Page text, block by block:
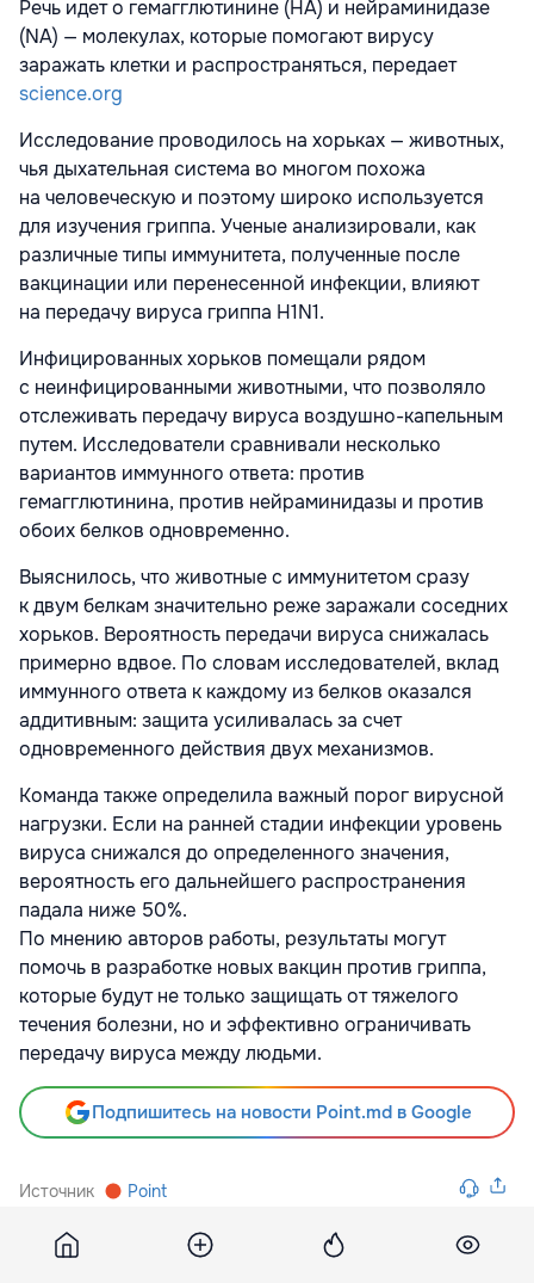
Речь идет о гемагглютинине (HA) и нейраминидазе
(NA) — молекулах, которые помогают вирусу
заражать клетки и распространяться, передает
science.org
Исследование проводилось на хорьках — животных,
чья дыхательная система во многом похожа
на человеческую и поэтому широко используется
для изучения гриппа. Ученые анализировали, как
различные типы иммунитета, полученные после
вакцинации или перенесенной инфекции, влияют
на передачу вируса гриппа H1N1.
Инфицированных хорьков помещали рядом
с неинфицированными животными, что позволяло
отслеживать передачу вируса воздушно-капельным
путем. Исследователи сравнивали несколько
вариантов иммунного ответа: против
гемагглютинина, против нейраминидазы и против
обоих белков одновременно.
Выяснилось, что животные с иммунитетом сразу
к двум белкам значительно реже заражали соседних
хорьков. Вероятность передачи вируса снижалась
примерно вдвое. По словам исследователей, вклад
иммунного ответа к каждому из белков оказался
аддитивным: защита усиливалась за счет
одновременного действия двух механизмов.
Команда также определила важный порог вирусной
нагрузки. Если на ранней стадии инфекции уровень
вируса снижался до определенного значения,
вероятность его дальнейшего распространения
падала ниже 50%.
По мнению авторов работы, результаты могут
помочь в разработке новых вакцин против гриппа,
которые будут не только защищать от тяжелого
течения болезни, но и эффективно ограничивать
передачу вируса между людьми.
Подпишитесь на новости Point.md в Google
Источник Point